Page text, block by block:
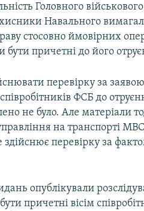
Головного
Навального
стосовно ймовірних
бути причетні до його
перевірку за
ФСБ до
не було. Але матеріали
на транспорті
перевірку за
опублікували
причетні вісім